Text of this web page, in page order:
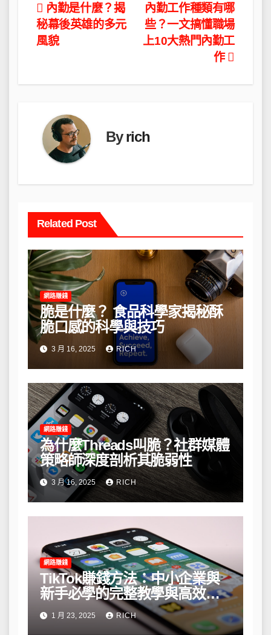
文
章
覽
內勤工作種類有哪
些？一文搞懂職場
上10大熱門內勤工
作
內勤是什麼？揭
秘幕後英雄的多元
風貌
Byrich
Related Post
網路賺錢
脆是什麼？ 食品科學家揭秘酥
脆口感的科學與技巧
3 月 16, 2025 RICH
網路賺錢
為什麼Threads叫脆？社群媒體
策略師深度剖析其脆弱性
3 月 16, 2025 RICH
網路賺錢
TikTok賺錢方法：中小企業與
新手必學的完整教學與高效策
略1 月 23, 2025 RICH